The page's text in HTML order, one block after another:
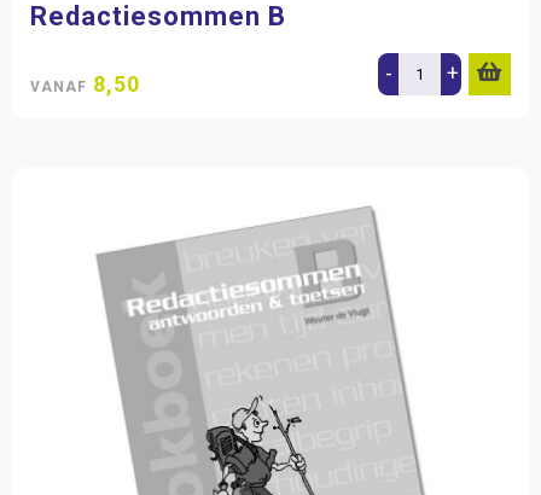
Redactiesommen B
VANAF 8,50 - +